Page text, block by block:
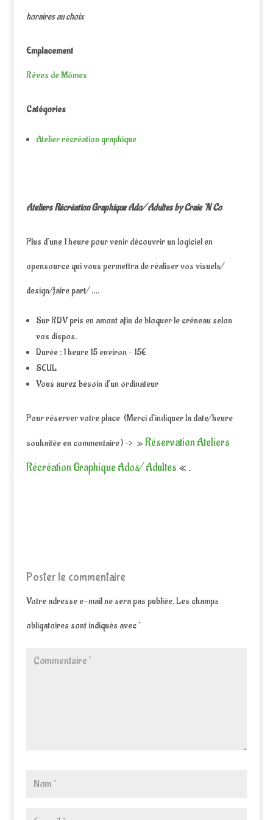
horaires au choix
Emplacement
Rêves de Mômes
Catégories
Atelier récréation graphique
Ateliers Récréation Graphique Ado/ Adultes by Craie ‘N Co
Plus d’une 1 heure pour venir découvrir un logiciel en
opensource qui vous permettra de réaliser vos visuels/
design/faire part/ ….
Sur RDV pris en amont afin de bloquer le créneau selon
vos dispos.
Durée : 1 heure 15 environ – 15€
SEUL
Vous aurez besoin d’un ordinateur
Pour réserver votre place (Merci d’indiquer la date/heure
souhaitée en commentaire ) –> »Réservation Ateliers
Récréation Graphique Ados/ Adultes « .
Poster le commentaire
Votre adresse e-mail ne sera pas publiée.Les champs
obligatoires sont indiqués avec*